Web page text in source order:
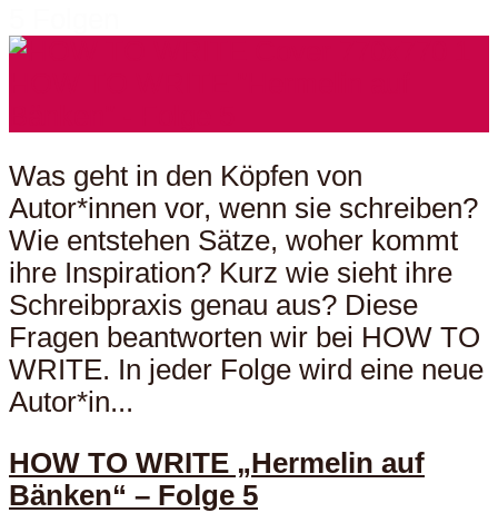
Was geht in den Köpfen von
Autor*innen vor, wenn sie schreiben?
Wie entstehen Sätze, woher kommt
ihre Inspiration? Kurz wie sieht ihre
Schreibpraxis genau aus? Diese
Fragen beantworten wir bei HOW TO
WRITE. In jeder Folge wird eine neue
Autor*in...
HOW TO WRITE „Hermelin auf
Bänken“ – Folge 5